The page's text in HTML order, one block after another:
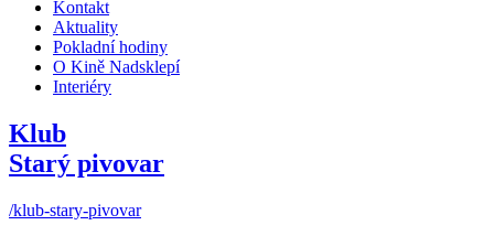
Kontakt
Aktuality
Pokladní hodiny
O Kině Nadsklepí
Interiéry
Klub
Starý pivovar
/klub-stary-pivovar